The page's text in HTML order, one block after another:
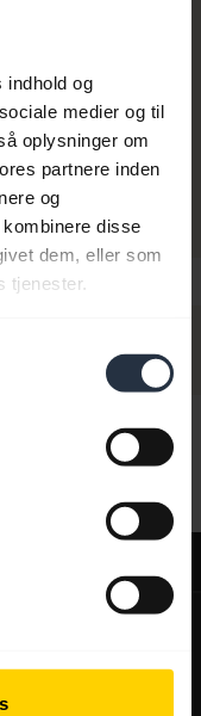
indhold og
medier og til
oplysninger om
partnere inden
og
disse
dem, eller som
tjenester.
expand_more